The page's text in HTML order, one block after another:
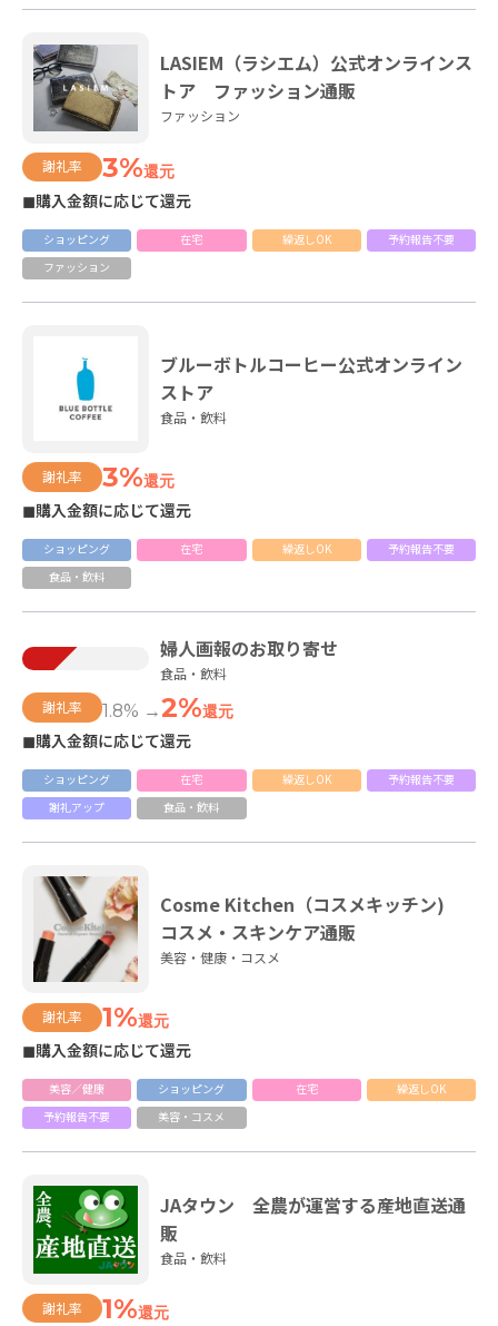
LASIEM（ラシエム）公式オンラインス
トア ファッション通販
ファッション
謝礼率 3%還元
◼購入金額に応じて還元
ショッピング 在宅 繰返しOK
予約報告不要
ファッション
ブルーボトルコーヒー公式オンライン
ストア
食品・飲料
謝礼率 3%還元
◼購入金額に応じて還元
ショッピング 在宅 繰返しOK
予約報告不要
食品・飲料
婦人画報のお取り寄せ
食品・飲料
謝礼率
1.8% →2%還元
◼購入金額に応じて還元
ショッピング 在宅 繰返しOK
予約報告不要
謝礼アップ
食品・飲料
Cosme Kitchen（コスメキッチン)
コスメ・スキンケア通販
美容・健康・コスメ
謝礼率 1%還元
◼購入金額に応じて還元
美容／健康 ショッピング 在宅
繰返しOK
予約報告不要
美容・コスメ
JAタウン 全農が運営する産地直送通
販
食品・飲料
謝礼率 1%還元